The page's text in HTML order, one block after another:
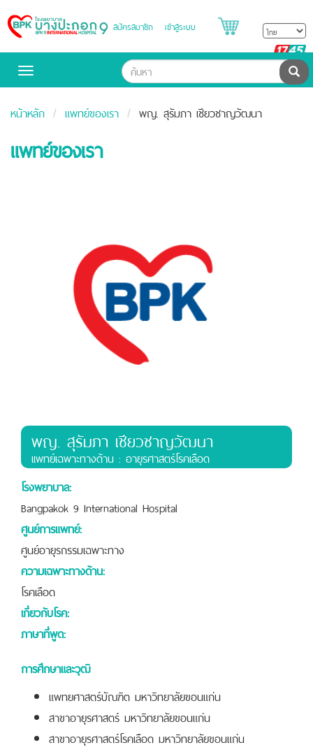
Bangpakok
Hospital
สมัครสมาชิก เข้าสู่ระบบ
Toggle
ค้น
หน้าหลัก แพทย์ของเรา พญ. สุรัมภา เชียวชาญวัฒนา
แพทย์ของเรา
พญ. สุรัมภา เชียวชาญวัฒนา
เเพทย์เฉพาะทางด้าน : อายุรศาสตร์โรคเลือด
โรงพยาบาล:
Bangpakok 9 International Hospital
ศูนย์การแพทย์:
ศูนย์อายุรกรรมเฉพาะทาง
ความเฉพาะทางด้าน:
โรคเลือด
เกี่ยวกับโรค:
ภาษาที่พูด:
การศึกษาและวุฒิ
แพทยศาสตร์บัณฑิต มหาวิทยาลัยขอนแก่น
สาขาอายุรศาสตร์ มหาวิทยาลัยขอนแก่น
สาขาอายุรศาสตร์โรคเลือด มหาวิทยาลัยขอนแก่น